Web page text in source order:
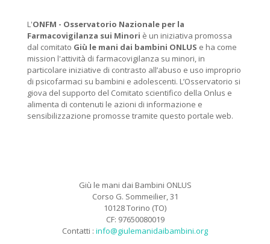
L'ONFM - Osservatorio Nazionale per la
Farmacovigilanza sui Minori è un iniziativa promossa
dal comitato Giù le mani dai bambini ONLUS e ha come
mission l'attività di farmacovigilanza su minori, in
particolare iniziative di contrasto all’abuso e uso improprio
di psicofarmaci su bambini e adolescenti. L’Osservatorio si
giova del supporto del Comitato scientifico della Onlus e
alimenta di contenuti le azioni di informazione e
sensibilizzazione promosse tramite questo portale web.
Giù le mani dai Bambini ONLUS
Corso G. Sommeilier, 31
10128 Torino (TO)
CF: 97650080019
Contatti : info@giulemanidaibambini.org